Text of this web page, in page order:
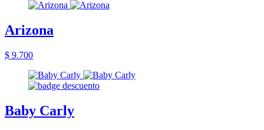
Arizona
$ 9.700
Baby Carly